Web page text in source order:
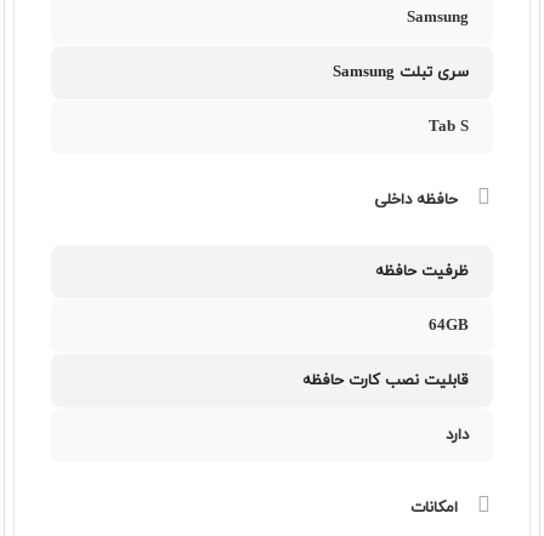
Samsung
سری تبلت Samsung
Tab S
حافظه داخلی
ظرفیت حافظه
64GB
قابلیت نصب کارت حافظه
دارد
امکانات